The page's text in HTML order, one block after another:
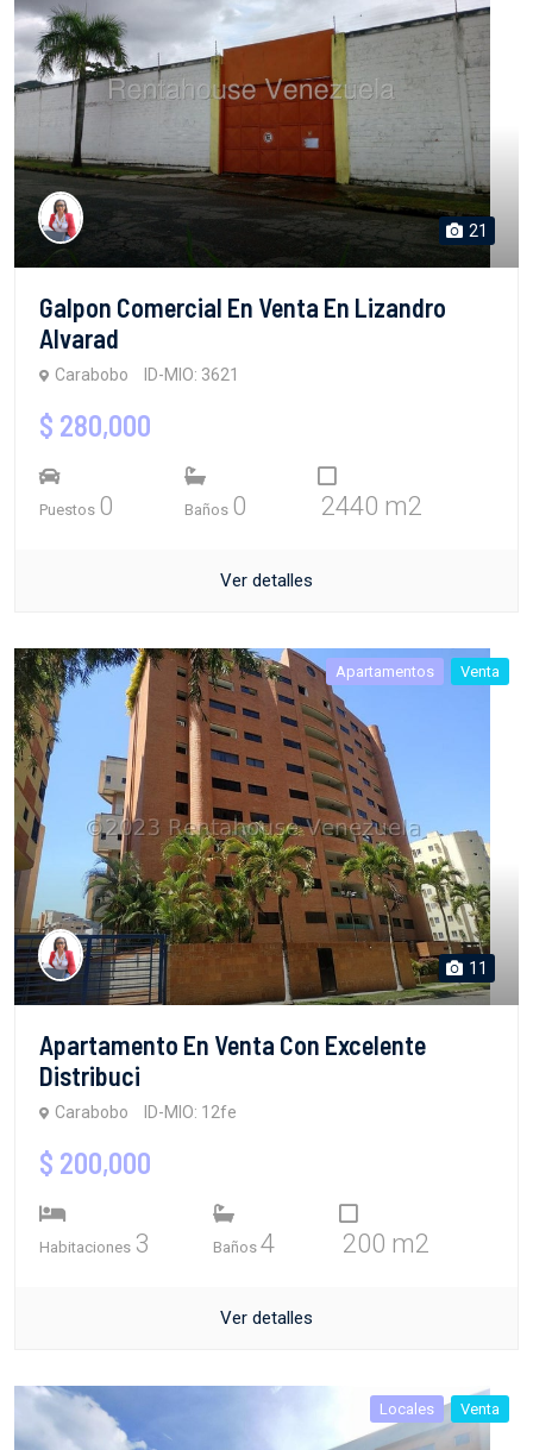
21
Galpon Comercial En Venta En Lizandro
Alvarad
Carabobo ID-MIO: 3621
$ 280,000
Puestos 0 Baños 0 2440 m2
Ver detalles
Apartamentos Venta
11
Apartamento En Venta Con Excelente
Distribuci
Carabobo ID-MIO: 12fe
$ 200,000
Habitaciones 3 Baños 4 200 m2
Ver detalles
Locales Venta